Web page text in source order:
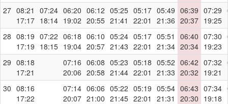
27 08:21
17:17
07:24
18:14
06:20
19:02
06:12
20:55
05:25
21:41
05:17
22:01
05:49
21:36
06:39
20:37
07:29
19:25
28 08:19
17:19
07:22
18:15
06:18
19:04
06:10
20:57
05:24
21:43
05:17
22:01
05:51
21:34
06:40
20:34
07:30
19:23
29 08:18
17:21
07:16
20:06
06:08
20:58
05:23
21:44
05:18
22:01
05:52
21:33
06:42
20:32
07:32
19:21
30 08:16
17:22
07:14
20:07
06:06
21:00
05:22
21:45
05:19
22:01
05:54
21:31
06:43
20:30
07:34
19:18